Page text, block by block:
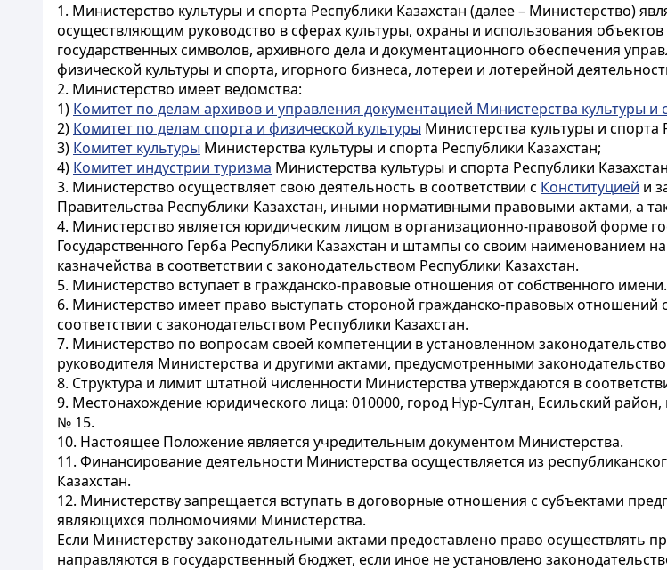
1. Министерство культуры и спорта Республики Казахстан (далее – Министерство)
осуществляющим руководство в сферах культуры, охраны и использования
государственных символов, архивного дела и документационного обеспечения
физической культуры и спорта, игорного бизнеса, лотереи и лотерейной
2. Министерство имеет ведомства:
1) Комитет по делам архивов и управления документацией Министерства культуры и
2) Комитет по делам спорта и физической культуры Министерства культуры и спорта
3) Комитет культуры Министерства культуры и спорта Республики Казахстан;
4) Комитет индустрии туризма Министерства культуры и спорта Республики
3. Министерство осуществляет свою деятельность в соответствии с Конституцией и
Правительства Республики Казахстан, иными нормативными правовыми актами, а
4. Министерство является юридическим лицом в организационно-правовой форме
Государственного Герба Республики Казахстан и штампы со своим наименованием
казначейства в соответствии с законодательством Республики Казахстан.
5. Министерство вступает в гражданско-правовые отношения от собственного имени.
6. Министерство имеет право выступать стороной гражданско-правовых отношений
соответствии с законодательством Республики Казахстан.
7. Министерство по вопросам своей компетенции в установленном
руководителя Министерства и другими актами, предусмотренными
8. Структура и лимит штатной численности Министерства утверждаются в
9. Местонахождение юридического лица: 010000, город Нур-Султан, Есильский
№ 15.
10. Настоящее Положение является учредительным документом Министерства.
11. Финансирование деятельности Министерства осуществляется из
Казахстан.
12. Министерству запрещается вступать в договорные отношения с субъектами
являющихся полномочиями Министерства.
Если Министерству законодательными актами предоставлено право осуществлять
направляются в государственный бюджет, если иное не установлено